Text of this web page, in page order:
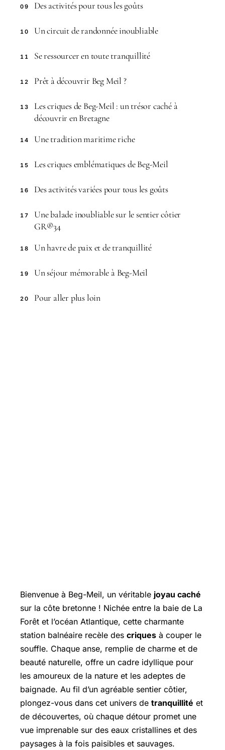
09 Des activités pour tous les goûts
10 Un circuit de randonnée inoubliable
11 Se ressourcer en toute tranquillité
12 Prêt à découvrir Beg Meil ?
13
Les criques de Beg-Meil : un trésor caché à
découvrir en Bretagne
14 Une tradition maritime riche
15 Les criques emblématiques de Beg-Meil
16 Des activités variées pour tous les goûts
17
Une balade inoubliable sur le sentier côtier
GR®34
18 Un havre de paix et de tranquillité
19 Un séjour mémorable à Beg-Meil
20 Pour aller plus loin
Bienvenue à Beg-Meil, un véritable joyau caché
sur la côte bretonne ! Nichée entre la baie de La
Forêt et l’océan Atlantique, cette charmante
station balnéaire recèle des criques à couper le
souffle. Chaque anse, remplie de charme et de
beauté naturelle, offre un cadre idyllique pour
les amoureux de la nature et les adeptes de
baignade. Au fil d’un agréable sentier côtier,
plongez-vous dans cet univers de tranquillité et
de découvertes, où chaque détour promet une
vue imprenable sur des eaux cristallines et des
paysages à la fois paisibles et sauvages.